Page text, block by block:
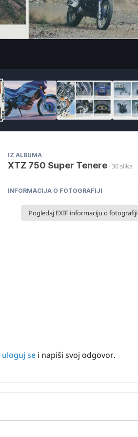
IZ ALBUMA
XTZ 750 Super Tenere · 30 slika
INFORMACIJA O FOTOGRAFIJI
Pogledaj EXIF informaciju o fotografiji
uloguj se i napiši svoj odgovor.